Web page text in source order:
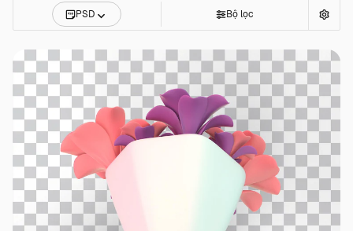
PSD Bộ lọc